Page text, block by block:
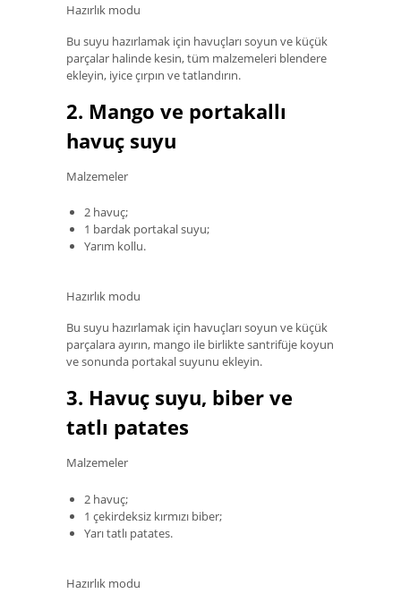
Hazırlık modu
Bu suyu hazırlamak için havuçları soyun ve küçük
parçalar halinde kesin, tüm malzemeleri blendere
ekleyin, iyice çırpın ve tatlandırın.
2. Mango ve portakallı
havuç suyu
Malzemeler
2 havuç;
1 bardak portakal suyu;
Yarım kollu.
Hazırlık modu
Bu suyu hazırlamak için havuçları soyun ve küçük
parçalara ayırın, mango ile birlikte santrifüje koyun
ve sonunda portakal suyunu ekleyin.
3. Havuç suyu, biber ve
tatlı patates
Malzemeler
2 havuç;
1 çekirdeksiz kırmızı biber;
Yarı tatlı patates.
Hazırlık modu